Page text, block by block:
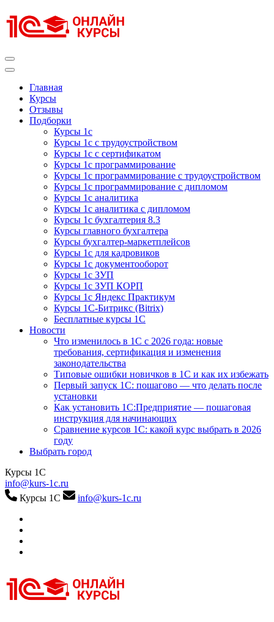
к
содержимому
Главная
Курсы
Отзывы
Подборки
Курсы 1с
Курсы 1с с трудоустройством
Курсы 1с с сертификатом
Курсы 1с программирование
Курсы 1с программирование с трудоустройством
Курсы 1с программирование с дипломом
Курсы 1с аналитика
Курсы 1с аналитика с дипломом
Курсы 1с бухгалтерия 8.3
Курсы главного бухгалтера
Курсы бухгалтер-маркетплейсов
Курсы 1с для кадровиков
Курсы 1с документооборот
Курсы 1с ЗУП
Курсы 1с ЗУП КОРП
Курсы 1с Яндекс Практикум
Курсы 1С-Битрикс (Bitrix)
Бесплатные курсы 1С
Новости
Что изменилось в 1С с 2026 года: новые
требования, сертификация и изменения
законодательства
Типовые ошибки новичков в 1С и как их избежать
Первый запуск 1С: пошагово — что делать после
установки
Как установить 1С:Предприятие — пошаговая
инструкция для начинающих
Сравнение курсов 1С: какой курс выбрать в 2026
году
Выбрать город
Курсы 1С
info@kurs-1c.ru
Курсы 1С
info@kurs-1c.ru